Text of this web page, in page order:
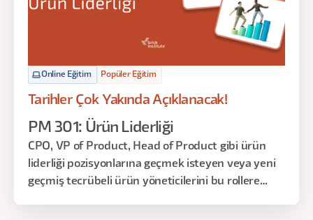
Online Eğitim Popüler Eğitim
Tarihler Çok Yakında Açıklanacak!
PM 301: Ürün Liderliği
CPO, VP of Product, Head of Product gibi ürün
liderliği pozisyonlarına geçmek isteyen veya yeni
geçmiş tecrübeli ürün yöneticilerini bu rollere